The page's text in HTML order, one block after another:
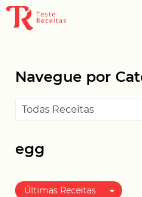
Navegue por
egg
Últimas Receitas